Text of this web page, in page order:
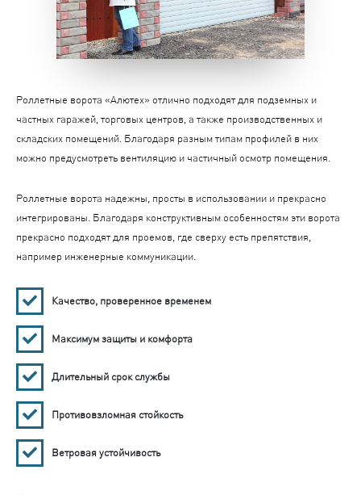
Роллетные ворота «Алютех» отлично подходят для подземных и
частных гаражей, торговых центров, а также производственных и
складских помещений. Благодаря разным типам профилей в них
можно предусмотреть вентиляцию и частичный осмотр помещения.
Роллетные ворота надежны, просты в использовании и прекрасно
интегрированы. Благодаря конструктивным особенностям эти ворота
прекрасно подходят для проемов, где сверху есть препятствия,
например инженерные коммуникации.
Качество, проверенное временем
Максимум защиты и комфорта
Длительный срок службы
Противовзломная стойкость
Ветровая устойчивость